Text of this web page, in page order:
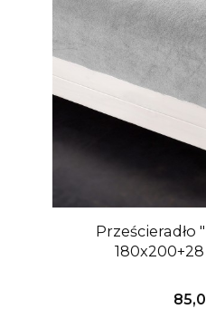
Prześcieradło